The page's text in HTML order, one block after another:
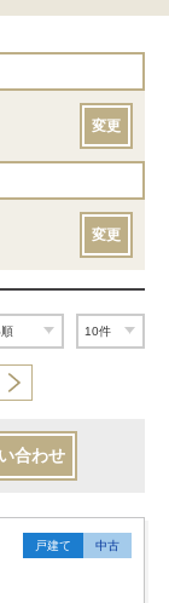
変更
変更
合わせ
戸建て 中古